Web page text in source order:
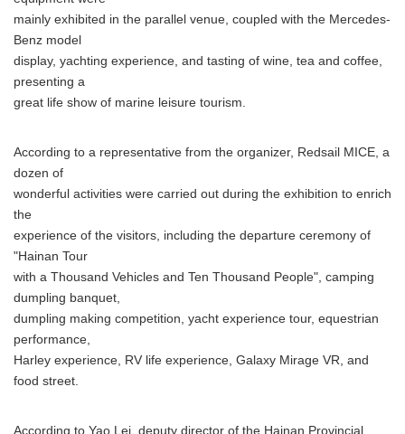
mainly exhibited in the parallel venue, coupled with the Mercedes-
Benz model
display, yachting experience, and tasting of wine, tea and coffee,
presenting a
great life show of marine leisure tourism.
According to a representative from the organizer, Redsail MICE, a
dozen of
wonderful activities were carried out during the exhibition to enrich
the
experience of the visitors, including the departure ceremony of
"Hainan Tour
with a Thousand Vehicles and Ten Thousand People", camping
dumpling banquet,
dumpling making competition, yacht experience tour, equestrian
performance,
Harley experience, RV life experience, Galaxy Mirage VR, and
food street.
According to Yao Lei, deputy director of the Hainan Provincial